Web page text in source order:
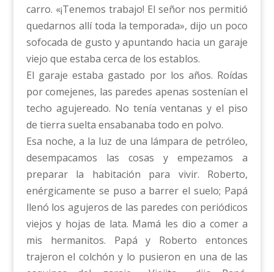
carro. «¡Tenemos trabajo! El señor nos permitió
quedarnos allí toda la temporada», dijo un poco
sofocada de gusto y apuntando hacia un garaje
viejo que estaba cerca de los establos.
El garaje estaba gastado por los años. Roídas
por comejenes, las paredes apenas sostenían el
techo agujereado. No tenía ventanas y el piso
de tierra suelta ensabanaba todo en polvo.
Esa noche, a la luz de una lámpara de petróleo,
desempacamos las cosas y empezamos a
preparar la habitación para vivir. Roberto,
enérgicamente se puso a barrer el suelo; Papá
llenó los agujeros de las paredes con periódicos
viejos y hojas de lata. Mamá les dio a comer a
mis hermanitos. Papá y Roberto entonces
trajeron el colchón y lo pusieron en una de las